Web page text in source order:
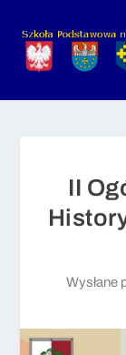
II
Wysłane